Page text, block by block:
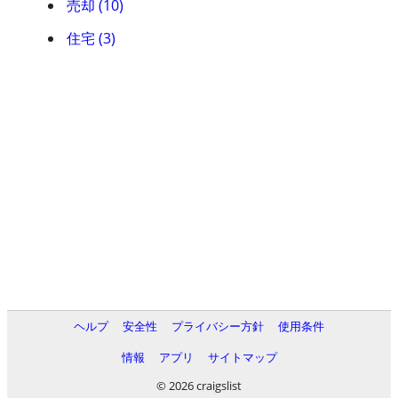
売却 (10)
住宅 (3)
ヘルプ 安全性 プライバシー方針
使用条件
情報
アプリ
サイトマップ
© 2026 craigslist